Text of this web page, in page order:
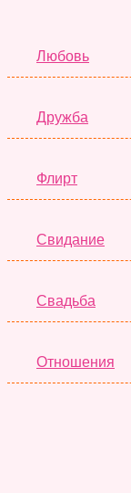
Любовь
Дружба
Флирт
Свидание
Свадьба
Отношения